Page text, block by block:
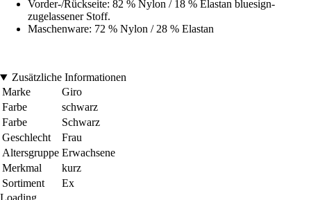
Vorder-/Rückseite: 82 % Nylon / 18 % Elastan bluesign-
zugelassener Stoff.
Maschenware: 72 % Nylon / 28 % Elastan
Zusätzliche Informationen
Marke
Giro
Farbe
schwarz
Farbe
Schwarz
Geschlecht
Frau
Altersgruppe Erwachsene
Merkmal
kurz
Sortiment
Ex